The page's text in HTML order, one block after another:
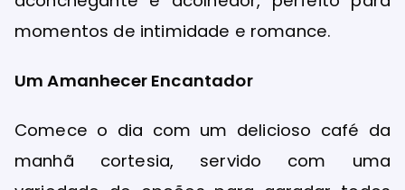
momentos de intimidade e romance.
Um Amanhecer Encantador
Comece o dia com um delicioso café da
manhã cortesia, servido com uma